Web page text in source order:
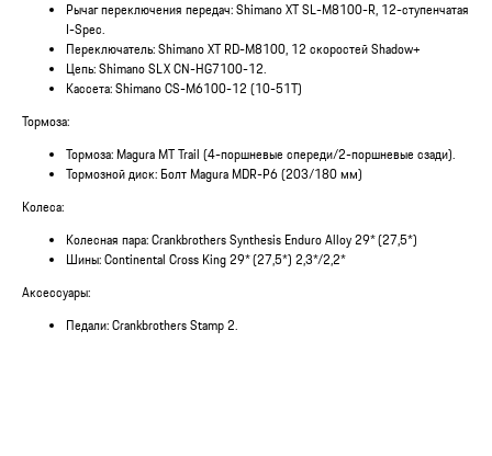
Рычаг переключения передач: Shimano XT SL-M8100-R, 12-ступенчатая
I-Spec.
Переключатель: Shimano XT RD-M8100, 12 скоростей Shadow+
Цепь: Shimano SLX CN-HG7100-12.
Кассета: Shimano CS-M6100-12 (10-51T)
Тормоза:
Тормоза: Magura MT Trail (4-поршневые спереди/2-поршневые сзади).
Тормозной диск: Болт Magura MDR-P6 (203/180 мм)
Колеса:
Колесная пара: Crankbrothers Synthesis Enduro Alloy 29* (27,5*)
Шины: Continental Cross King 29* (27,5*) 2,3*/2,2*
Аксессуары:
Педали: Crankbrothers Stamp 2.